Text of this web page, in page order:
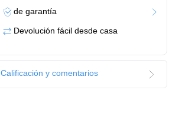
de garantía
Devolución fácil desde casa
Calificación y comentarios